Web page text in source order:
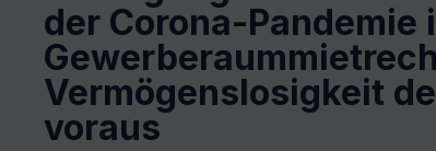
der Corona-Pandemie
Vermögenslosigkeit
voraus